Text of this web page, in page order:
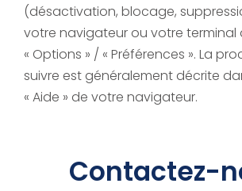
(désactivation, blocage,
votre navigateur ou votre terminal
« Options » / « Préférences ». La
suivre est généralement décrite
« Aide » de votre navigateur.
Contactez-